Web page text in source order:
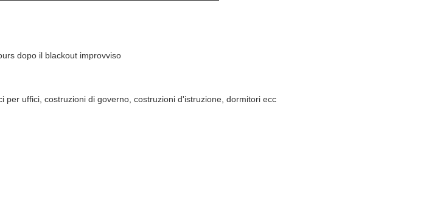
dopo il blackout improvviso
per uffici, costruzioni di governo, costruzioni d'istruzione, dormitori ecc